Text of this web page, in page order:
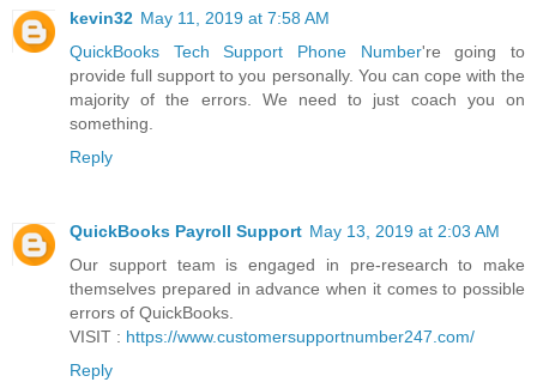
kevin32 May 11, 2019 at 7:58 AM
QuickBooks Tech Support Phone Number're going to
provide full support to you personally. You can cope with the
majority of the errors. We need to just coach you on
something.
Reply
QuickBooks Payroll Support May 13, 2019 at 2:03 AM
Our support team is engaged in pre-research to make
themselves prepared in advance when it comes to possible
errors of QuickBooks.
VISIT : https://www.customersupportnumber247.com/
Reply